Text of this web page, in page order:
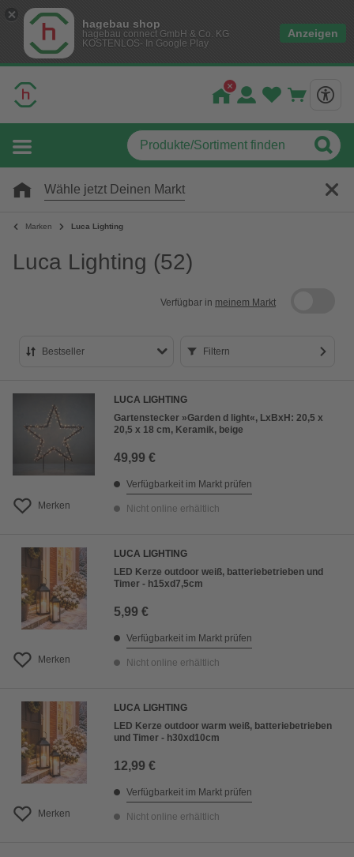
hagebau shop
hagebau connect GmbH & Co. KG
KOSTENLOS- In Google Play
Anzeigen
Wähle jetzt Deinen Markt
Marken Luca Lighting
Luca Lighting (52)
Verfügbar in meinem Markt
Bestseller
Preis aufsteigend
Preis absteigend
Filtern
Merken
LUCA LIGHTING
Gartenstecker »Garden d light«, LxBxH: 20,5 x
20,5 x 18 cm, Keramik, beige
49,99 €
Verfügbarkeit im Markt prüfen
Nicht online erhältlich
Merken
LUCA LIGHTING
LED Kerze outdoor weiß, batteriebetrieben und
Timer - h15xd7,5cm
5,99 €
Verfügbarkeit im Markt prüfen
Nicht online erhältlich
Merken
LUCA LIGHTING
LED Kerze outdoor warm weiß, batteriebetrieben
und Timer - h30xd10cm
12,99 €
Verfügbarkeit im Markt prüfen
Nicht online erhältlich